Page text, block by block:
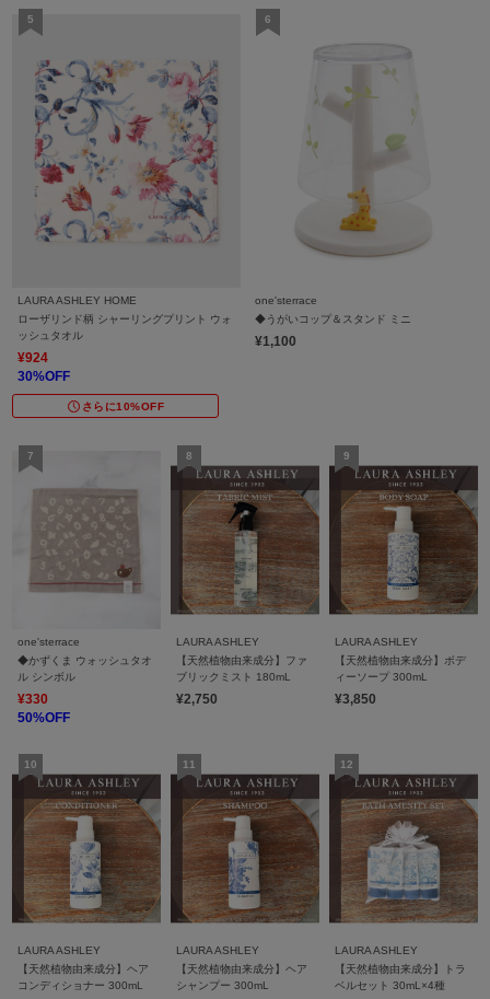
LAURA ASHLEY HOME
ローザリンド柄 シャーリングプリント ウォ
ッシュタオル
¥924
30%OFF
さらに10%OFF
one'sterrace
◆うがいコップ＆スタンド ミニ
¥1,100
one'sterrace
◆かずくま ウォッシュタオ
ル シンボル
¥330
50%OFF
LAURA ASHLEY
【天然植物由来成分】ファ
ブリックミスト 180mL
¥2,750
LAURA ASHLEY
【天然植物由来成分】ボデ
ィーソープ 300mL
¥3,850
LAURA ASHLEY
【天然植物由来成分】ヘア
コンディショナー 300mL
LAURA ASHLEY
【天然植物由来成分】ヘア
シャンプー 300mL
LAURA ASHLEY
【天然植物由来成分】トラ
ベルセット 30mL×4種